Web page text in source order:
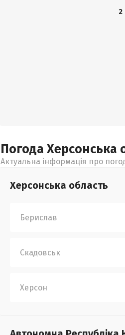
2
Погода Херсонська
Актуальна інформація про
Херсонська область
Берислав
Скадовськ
Херсон